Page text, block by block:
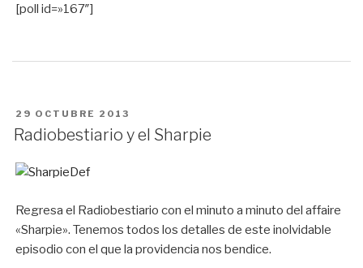
[poll id=»167″]
PUBLICADO
EN
29 OCTUBRE 2013
Radiobestiario y el Sharpie
Regresa el Radiobestiario con el minuto a minuto del affaire
«Sharpie». Tenemos todos los detalles de este inolvidable
episodio con el que la providencia nos bendice.